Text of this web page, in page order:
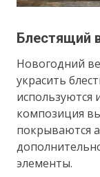
Блестящий
Новогодний
украсить
композиция
покрываются
элементы.